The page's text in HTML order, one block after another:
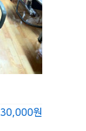
30,000원